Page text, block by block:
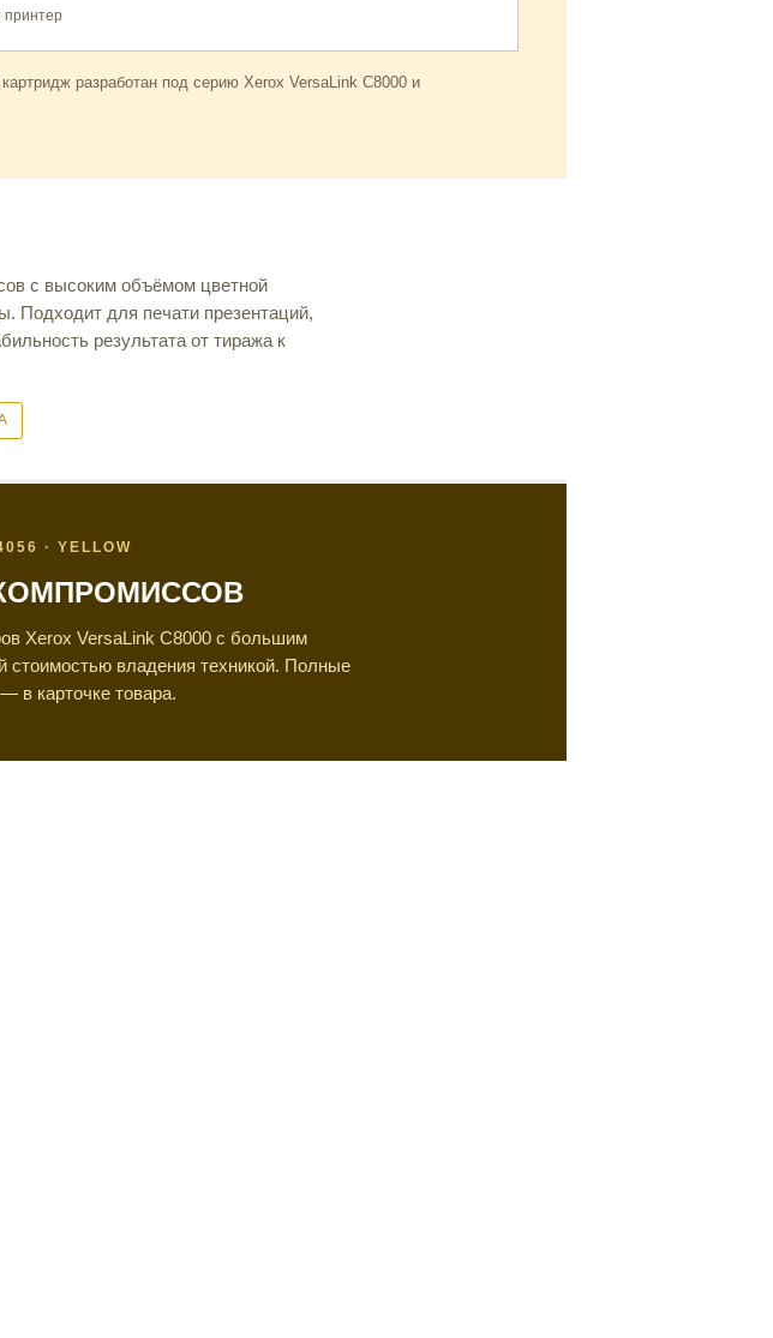
принтер
разработан под серию Xerox VersaLink C8000 и
с высоким объёмом цветной
Подходит для печати презентаций,
результата от тиража к
· YELLOW
Xerox VersaLink C8000 с большим
стоимостью владения техникой. Полные
в карточке товара.